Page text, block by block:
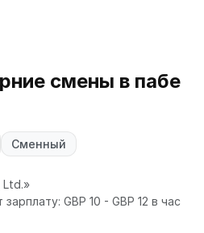
смены в пабе
Сменный
Ltd.»
GBP 10 - GBP 12 в час